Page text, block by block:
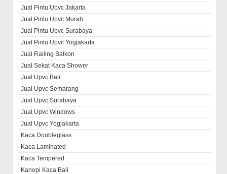
Jual Pintu Upvc Jakarta
Jual Pintu Upvc Murah
Jual Pintu Upvc Surabaya
Jual Pintu Upvc Yogjakarta
Jual Railing Balkon
Jual Sekat Kaca Shower
Jual Upvc Bali
Jual Upvc Semarang
Jual Upvc Surabaya
Jual Upvc Windows
Jual Upvc Yogjakarta
Kaca Doubleglass
Kaca Laminated
Kaca Tempered
Kanopi Kaca Bali